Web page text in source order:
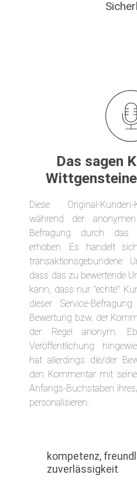
Das sagen
Diese Original-
während der anonymen
Befragung durch das
erhoben. Es handelt
transaktionsgebundene
dass das zu bewertende
kann, dass nur "echte"
dieser Service-
Bewertung bzw. der
der Regel anonym.
Veröffentlichung
hat allerdings die/der
den Kommentar mit
Anfangs-Buchstaben
personalisieren.
kompetenz,
zuverlässigkeit